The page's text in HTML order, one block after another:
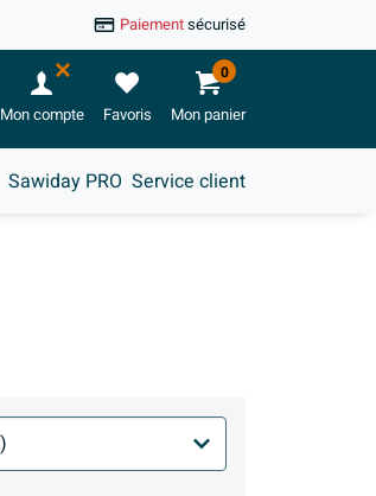
Paiementsécurisé
Mon compte Favoris Mon panier
0
Sawiday PRO Service client